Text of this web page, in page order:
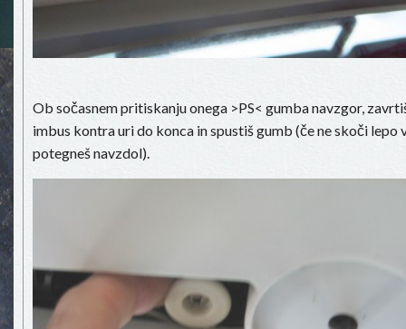
Ob sočasnem pritiskanju onega >PS< gumba navzgor,
imbus kontra uri do konca in spustiš gumb (če ne skoči lepo
potegneš navzdol).